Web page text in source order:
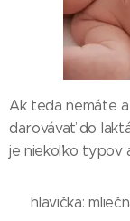
Ak teda nemáte
darovávať do
je niekoľko typov
👶 hlavička: